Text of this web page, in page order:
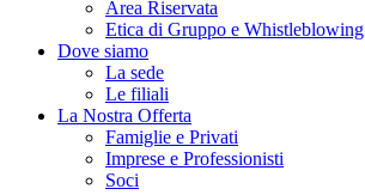
Area Riservata
Etica di Gruppo e Whistleblowing
Dove siamo
La sede
Le filiali
La Nostra Offerta
Famiglie e Privati
Imprese e Professionisti
Soci